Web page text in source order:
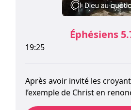
Éphésiens
19:25
Après avoir invité les
l’exemple de Christ en
pensée et conduite